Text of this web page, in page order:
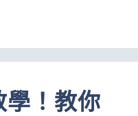
！教你